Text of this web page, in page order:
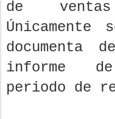
de
documenta
informe
periodo de